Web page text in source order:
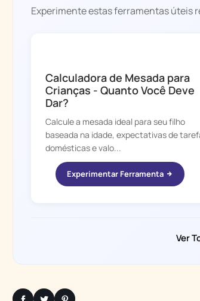
Experimente estas ferramentas úteis
Calculadora de Mesada para
Crianças - Quanto Você Deve
Dar?
Calcule a mesada ideal para seu filho
baseada na idade, expectativas de
domésticas e valo...
Experimentar Ferramenta
Ver